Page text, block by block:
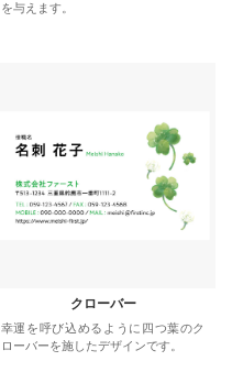
を与えます。
クローバー
幸運を呼び込めるように四つ葉のク
ローバーを施したデザインです。